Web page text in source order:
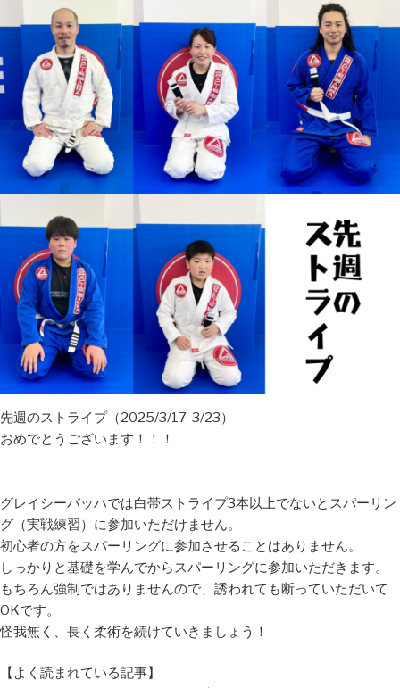
先週のストライプ（2025/3/17-3/23）
おめでとうございます！！！
グレイシーバッハでは白帯ストライプ3本以上でないとスパーリン
グ（実戦練習）に参加いただけません。
初心者の方をスパーリングに参加させることはありません。
しっかりと基礎を学んでからスパーリングに参加いただきます。
もちろん強制ではありませんので、誘われても断っていただいて
OKです。
怪我無く、長く柔術を続けていきましょう！
【よく読まれている記事】